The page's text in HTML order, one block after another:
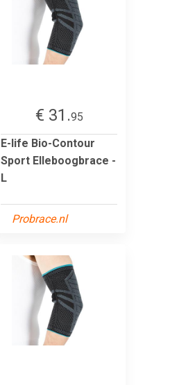
€ 31.95
E-life Bio-Contour
Sport Elleboogbrace -
L
Probrace.nl